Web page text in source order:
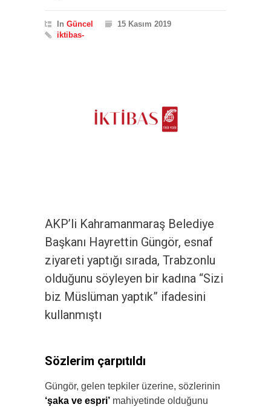
In Güncel
15 Kasım 2019
iktibas-
AKP’li Kahramanmaraş Belediye
Başkanı Hayrettin Güngör, esnaf
ziyareti yaptığı sırada, Trabzonlu
olduğunu söyleyen bir kadına “Sizi
biz Müslüman yaptık” ifadesini
kullanmıştı
Sözlerim çarpıtıldı
Güngör, gelen tepkiler üzerine, sözlerinin
‘şaka ve espri’ mahiyetinde olduğunu